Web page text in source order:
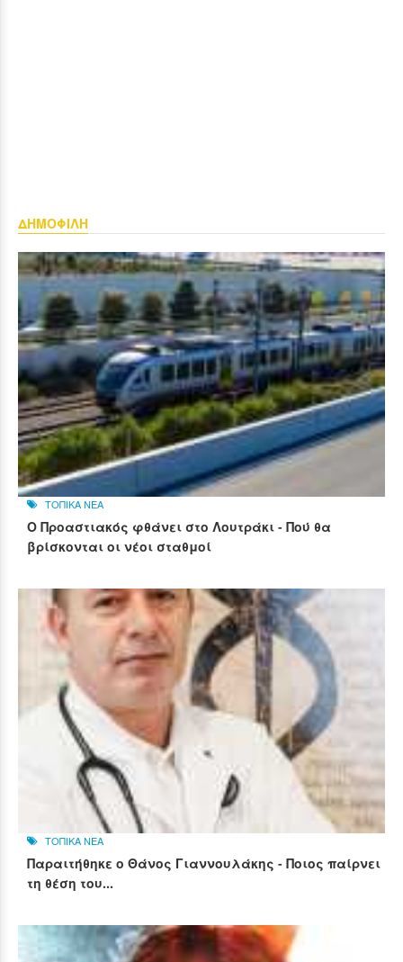
ΔΗΜΟΦΙΛΗ
ΤΟΠΙΚΑ ΝΕΑ
Ο Προαστιακός φθάνει στο Λουτράκι - Πού θα
βρίσκονται οι νέοι σταθμοί
ΤΟΠΙΚΑ ΝΕΑ
Παραιτήθηκε ο Θάνος Γιαννουλάκης - Ποιος παίρνει
τη θέση του...